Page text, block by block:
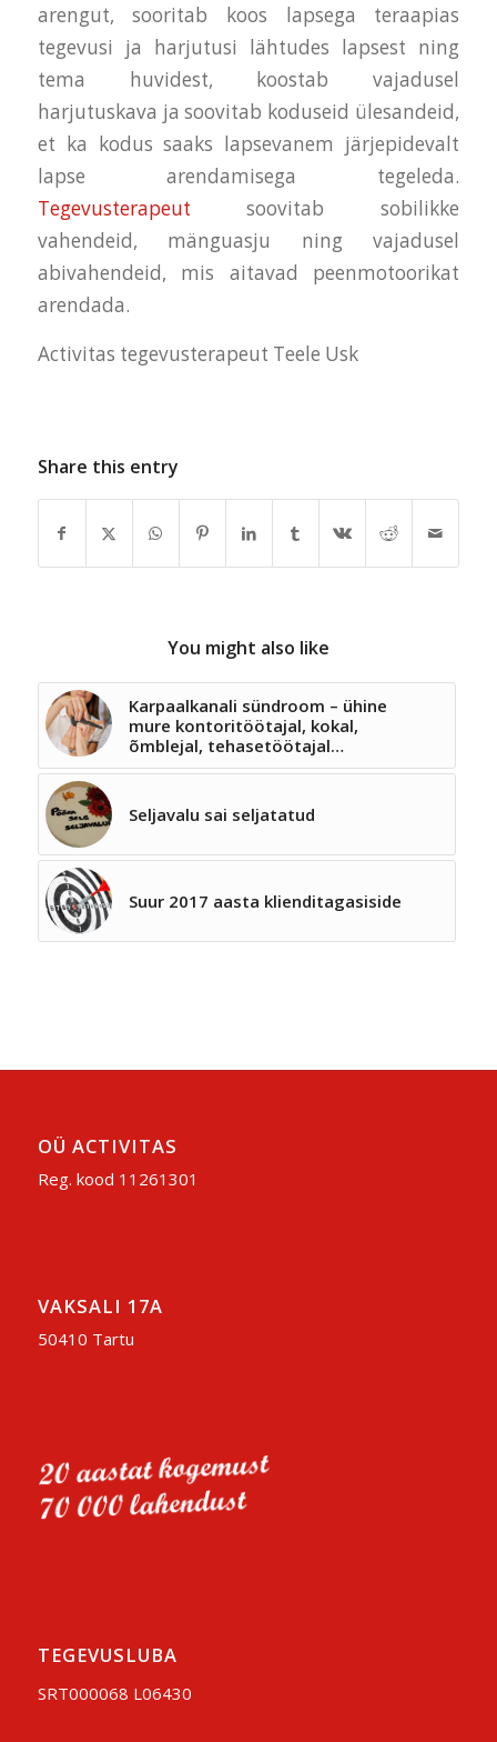
arengut, sooritab koos lapsega teraapias
tegevusi ja harjutusi lähtudes lapsest ning
tema huvidest, koostab vajadusel
harjutuskava ja soovitab koduseid ülesandeid,
et ka kodus saaks lapsevanem järjepidevalt
lapse arendamisega tegeleda.
Tegevusterapeut soovitab sobilikke
vahendeid, mänguasju ning vajadusel
abivahendeid, mis aitavad peenmotoorikat
arendada.
Activitas tegevusterapeut Teele Usk
Share this entry
You might also like
Karpaalkanali sündroom – ühine
mure kontoritöötajal, kokal,
õmblejal, tehasetöötajal…
Seljavalu sai seljatatud
Suur 2017 aasta klienditagasiside
OÜ ACTIVITAS
Reg. kood 11261301
VAKSALI 17A
50410 Tartu
TEGEVUSLUBA
SRT000068 L06430